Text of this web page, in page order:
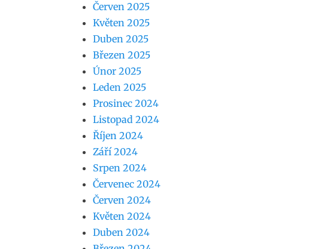
Červen 2025
Květen 2025
Duben 2025
Březen 2025
Únor 2025
Leden 2025
Prosinec 2024
Listopad 2024
Říjen 2024
Září 2024
Srpen 2024
Červenec 2024
Červen 2024
Květen 2024
Duben 2024